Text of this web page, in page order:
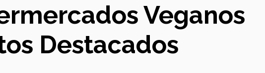
Veganos
Destacados